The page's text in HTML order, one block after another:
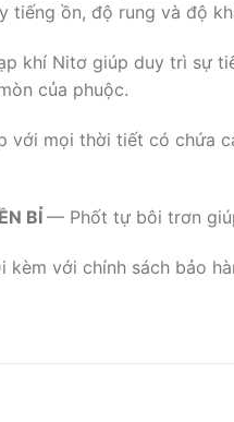
tiếng ồn, độ rung và độ
khí Nitơ giúp duy trì sự
của phuộc.
với mọi thời tiết có chứa
BỈ — Phốt tự bôi trơn
với chính sách bảo